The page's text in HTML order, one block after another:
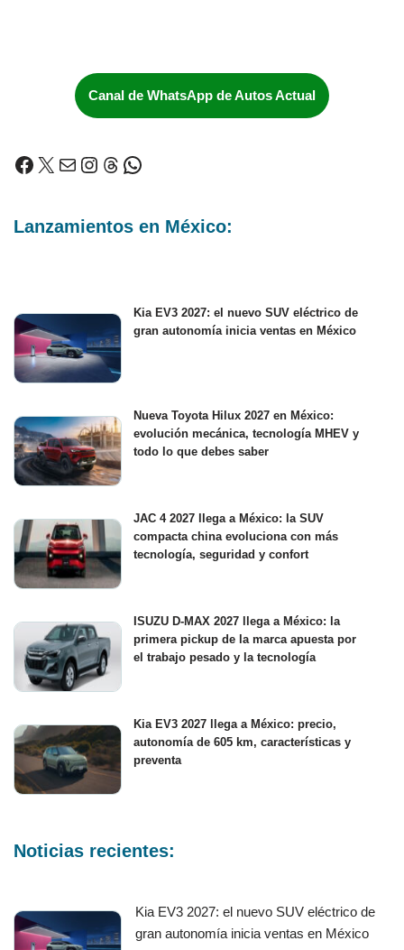
Canal de WhatsApp de Autos Actual
Lanzamientos en México:
Kia EV3 2027: el nuevo SUV eléctrico de
gran autonomía inicia ventas en México
Nueva Toyota Hilux 2027 en México:
evolución mecánica, tecnología MHEV y
todo lo que debes saber
JAC 4 2027 llega a México: la SUV
compacta china evoluciona con más
tecnología, seguridad y confort
ISUZU D-MAX 2027 llega a México: la
primera pickup de la marca apuesta por
el trabajo pesado y la tecnología
Kia EV3 2027 llega a México: precio,
autonomía de 605 km, características y
preventa
Noticias recientes:
Kia EV3 2027: el nuevo SUV eléctrico de
gran autonomía inicia ventas en México